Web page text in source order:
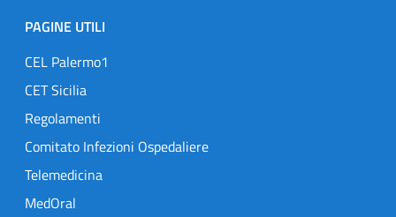
PAGINE UTILI
CEL Palermo1
CET Sicilia
Regolamenti
Comitato Infezioni Ospedaliere
Telemedicina
MedOral